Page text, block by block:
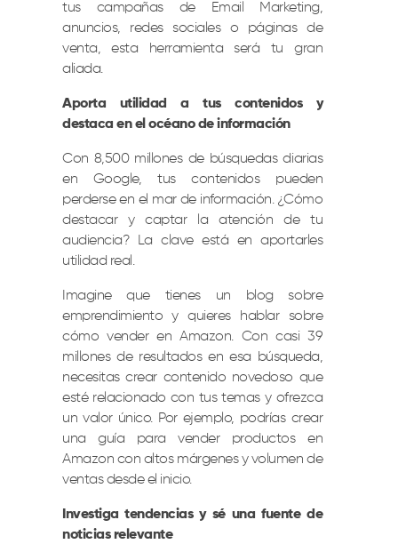
tus campañas de Email Marketing,
anuncios, redes sociales o páginas de
venta, esta herramienta será tu gran
aliada.
Aporta utilidad a tus contenidos y
destaca en el océano de información
Con 8,500 millones de búsquedas diarias
en Google, tus contenidos pueden
perderse en el mar de información. ¿Cómo
destacar y captar la atención de tu
audiencia? La clave está en aportarles
utilidad real.
Imagine que tienes un blog sobre
emprendimiento y quieres hablar sobre
cómo vender en Amazon. Con casi 39
millones de resultados en esa búsqueda,
necesitas crear contenido novedoso que
esté relacionado con tus temas y ofrezca
un valor único. Por ejemplo, podrías crear
una guía para vender productos en
Amazon con altos márgenes y volumen de
ventas desde el inicio.
Investiga tendencias y sé una fuente de
noticias relevante